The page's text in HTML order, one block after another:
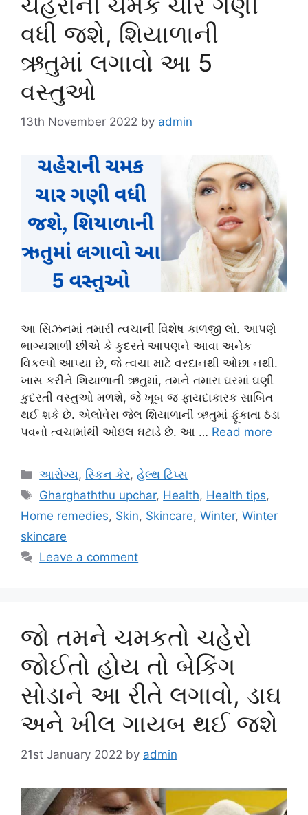
વધી જશે, શિયાળાની
ઋતુમાં લગાવો આ 5
વસ્તુઓ
13th November 2022 by admin
આ સિઝનમાં તમારી ત્વચાની વિશેષ કાળજી લો. આપણે
ભાગ્યશાળી છીએ કે કુદરતે આપણને આવા અનેક
વિકલ્પો આપ્યા છે, જે ત્વચા માટે વરદાનથી ઓછા નથી.
ખાસ કરીને શિયાળાની ઋતુમાં, તમને તમારા ઘરમાં ઘણી
કુદરતી વસ્તુઓ મળશે, જે ખૂબ જ ફાયદાકારક સાબિત
થઈ શકે છે. એલોવેરા જેલ શિયાળાની ઋતુમાં ફૂંકાતા ઠંડા
પવનો ત્વચામાંથી ઓઇલ ઘટાડે છે. આ … Read more
Categories
આરોગ્ય, સ્કિન કેર,હેલ્થ ટિપ્સ
Tags
Gharghaththu upchar, Health, Health tips,
Home remedies, Skin, Skincare, Winter, Winter
skincare
Leave a comment
જો તમને ચમકતો ચહેરો
જોઈતો હોય તો બેકિંગ
સોડાને આ રીતે લગાવો, ડાઘ
અને ખીલ ગાયબ થઈ જશે
21st January 2022 by admin